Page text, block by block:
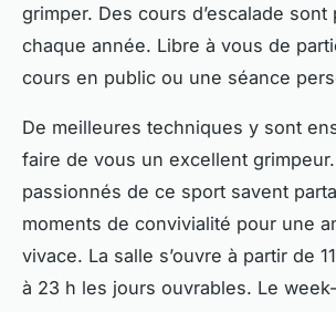
grimper. Des cours d’escalade sont
chaque année. Libre à vous de
cours en public ou une séance
De meilleures techniques y sont
faire de vous un excellent
passionnés de ce sport savent
moments de convivialité pour une
vivace. La salle s’ouvre à partir de
à 23 h les jours ouvrables. Le